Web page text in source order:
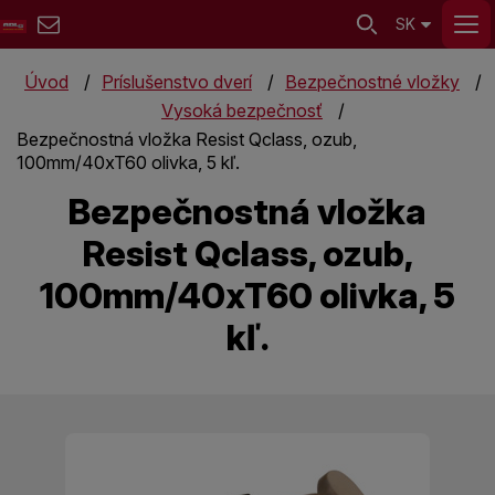
SK
Úvod Príslušenstvo dverí
Bezpečnostné vložky
Vysoká bezpečnosť
Bezpečnostná vložka Resist Qclass, ozub,
100mm/40xT60 olivka, 5 kľ.
Bezpečnostná vložka
Resist Qclass, ozub,
100mm/40xT60 olivka, 5
kľ.